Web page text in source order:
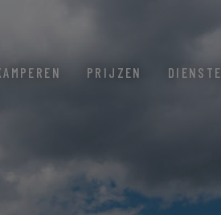
PRIJZEN